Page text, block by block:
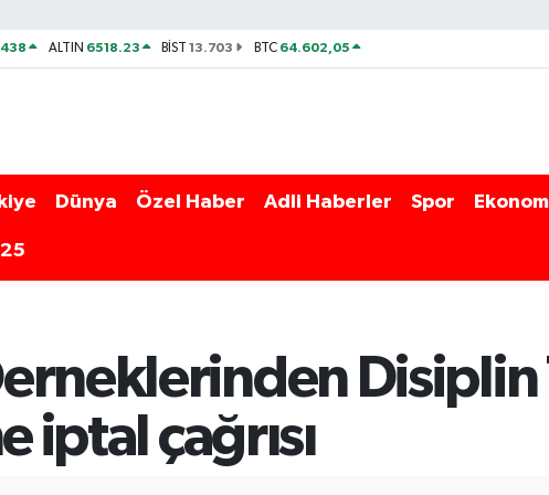
ALTIN 6518.23 BİST13.703 BTC 64.602,05
Dünya Özel Haber Adli Haberler Spor
Disiplin
iptal çağrısı